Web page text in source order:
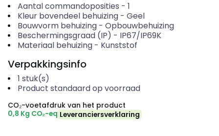
Aantal commandoposities - 1
Kleur bovendeel behuizing- Geel
Bouwvorm behuizing- Opbouwbehuizing
Beschermingsgraad (IP) - IP67/IP69K
Materiaal behuizing- Kunststof
Verpakkingsinfo
1 stuk(s)
Product standaard op voorraad
CO₂-voetafdruk van het product
0,8 Kg CO₂-eq Leveranciersverklaring